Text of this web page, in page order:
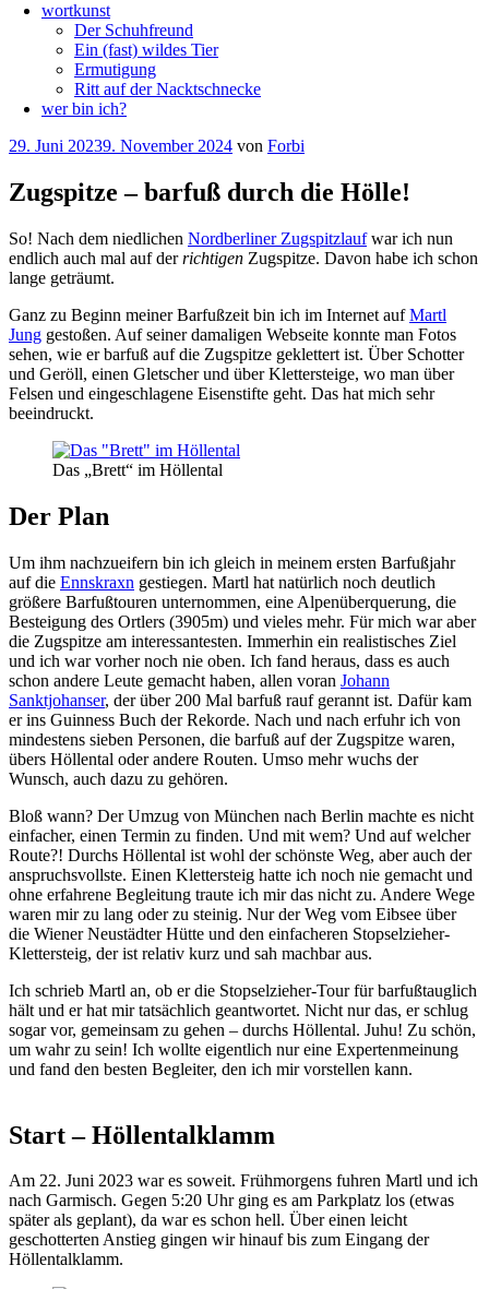
wortkunst
Der Schuhfreund
Ein (fast) wildes Tier
Ermutigung
Ritt auf der Nacktschnecke
wer bin ich?
Veröffentlicht
29. Juni 20239. November 2024 von Forbi
Zugspitze – barfuß durch die Hölle!
So! Nach dem niedlichen Nordberliner Zugspitzlaufwar ich nun
endlich auch mal auf derrichtigen Zugspitze. Davon habe ich schon
lange geträumt.
Ganz zu Beginn meiner Barfußzeit bin ich im Internet aufMartl
Jung gestoßen. Auf seiner damaligen Webseite konnte man Fotos
sehen, wie er barfuß auf die Zugspitze geklettert ist. Über Schotter
und Geröll, einen Gletscher und über Klettersteige, wo man über
Felsen und eingeschlagene Eisenstifte geht. Das hat mich sehr
beeindruckt.
Das „Brett“ im Höllental
Der Plan
Um ihm nachzueifern bin ich gleich in meinem ersten Barfußjahr
auf die Ennskraxn gestiegen. Martl hat natürlich noch deutlich
größere Barfußtouren unternommen, eine Alpenüberquerung, die
Besteigung des Ortlers (3905m) und vieles mehr. Für mich war aber
die Zugspitze am interessantesten. Immerhin ein realistisches Ziel
und ich war vorher noch nie oben. Ich fand heraus, dass es auch
schon andere Leute gemacht haben, allen voran Johann
Sanktjohanser, der über 200 Mal barfuß rauf gerannt ist. Dafür kam
er ins Guinness Buch der Rekorde. Nach und nach erfuhr ich von
mindestens sieben Personen, die barfuß auf der Zugspitze waren,
übers Höllental oder andere Routen. Umso mehr wuchs der
Wunsch, auch dazu zu gehören.
Bloß wann? Der Umzug von München nach Berlin machte es nicht
einfacher, einen Termin zu finden. Und mit wem? Und auf welcher
Route?! Durchs Höllental ist wohl der schönste Weg, aber auch der
anspruchsvollste. Einen Klettersteig hatte ich noch nie gemacht und
ohne erfahrene Begleitung traute ich mir das nicht zu. Andere Wege
waren mir zu lang oder zu steinig. Nur der Weg vom Eibsee über
die Wiener Neustädter Hütte und den einfacheren Stopselzieher-
Klettersteig, der ist relativ kurz und sah machbar aus.
Ich schrieb Martl an, ob er die Stopselzieher-Tour für barfußtauglich
hält und er hat mir tatsächlich geantwortet. Nicht nur das, er schlug
sogar vor, gemeinsam zu gehen – durchs Höllental. Juhu! Zu schön,
um wahr zu sein! Ich wollte eigentlich nur eine Expertenmeinung
und fand den besten Begleiter, den ich mir vorstellen kann.
Start – Höllentalklamm
Am 22. Juni 2023 war es soweit. Frühmorgens fuhren Martl und ich
nach Garmisch. Gegen 5:20 Uhr ging es am Parkplatz los (etwas
später als geplant), da war es schon hell. Über einen leicht
geschotterten Anstieg gingen wir hinauf bis zum Eingang der
Höllentalklamm.